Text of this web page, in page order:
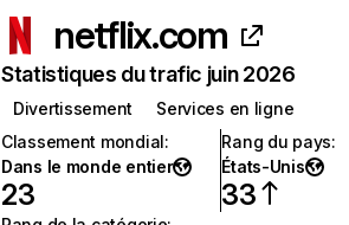
netflix.com
Statistiques du trafic juin 2026
Divertissement
Services en ligne
Classement mondial:
Dans le monde entier
23
Rang du pays:
États-Unis
33